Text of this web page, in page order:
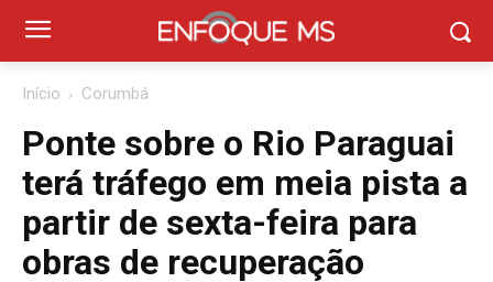
Início Corumbá
Ponte sobre o Rio Paraguai
terá tráfego em meia pista a
partir de sexta-feira para
obras de recuperação